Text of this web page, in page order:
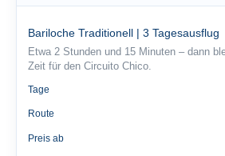
Bariloche Traditionell | 3 Tagesausflug
Etwa 2 Stunden und 15 Minuten – dann
Zeit für den Circuito Chico.
Tage
Route
Preis ab